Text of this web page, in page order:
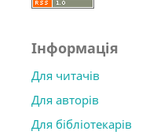
Інформація
Для читачів
Для авторів
Для бібліотекарів